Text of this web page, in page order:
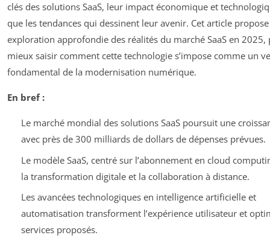
clés des solutions SaaS, leur impact économique et
que les tendances qui dessinent leur avenir. Cet article
exploration approfondie des réalités du marché SaaS en 2025,
mieux saisir comment cette technologie s’impose comme un
fondamental de la modernisation numérique.
En bref :
Le marché mondial des solutions SaaS poursuit une
avec près de 300 milliards de dollars de dépenses prévues.
Le modèle SaaS, centré sur l’abonnement en cloud
la transformation digitale et la collaboration à distance.
Les avancées technologiques en intelligence artificielle et
automatisation transforment l’expérience utilisateur et
services proposés.